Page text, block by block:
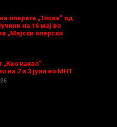
операта „Тоска“ од
на 16 мај во
„Мајски оперски
„Као какао“
на 2 и 3 јуни во МНТ